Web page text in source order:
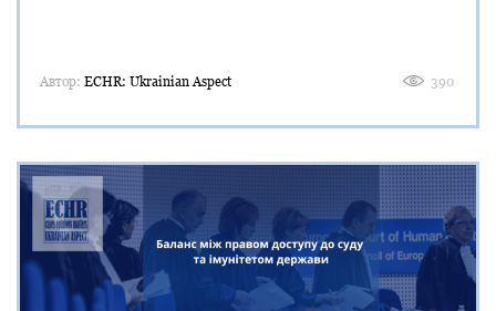
Автор: ECHR: Ukrainian Aspect 390